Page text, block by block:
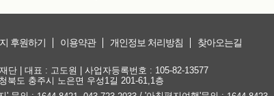
후원하기 이용약관 개인정보 처리방침 찾아오는길
단 | 대표 : 고도원 | 사업자등록번호 : 105-82-13577
북도 충주시 노은면 우성1길 201-61,1층